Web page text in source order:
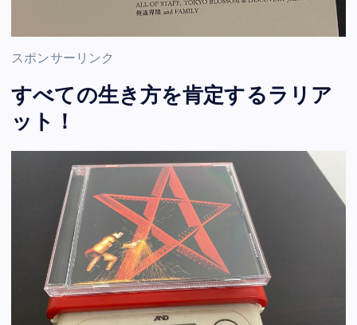
スポンサーリンク
すべての生き方を肯定するラリア
ット！